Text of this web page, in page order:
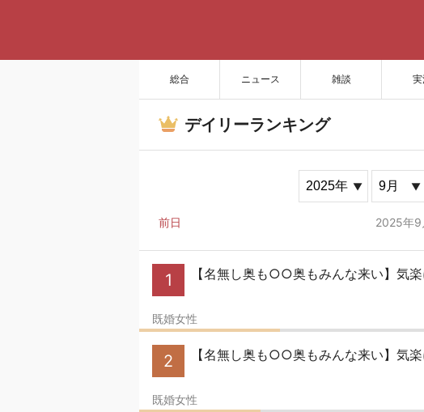
総合 ニュース 雑談 実
サイ
デイリーランキング
前日 2025年9
1 【名無し奥も○○奥もみんな来い】気
既婚女性
2 【名無し奥も○○奥もみんな来い】気
既婚女性